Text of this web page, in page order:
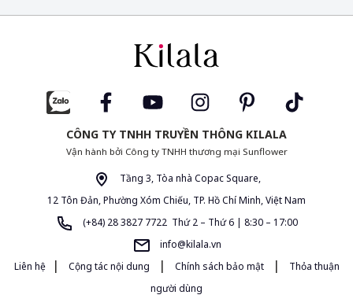
CÔNG TY TNHH TRUYỀN THÔNG KILALA
Vận hành bởi Công ty TNHH thương mại Sunflower
Tầng 3, Tòa nhà Copac Square,
12 Tôn Đản, Phường Xóm Chiếu, TP. Hồ Chí Minh, Việt Nam
(+84) 28 3827 7722 Thứ 2 – Thứ 6 | 8:30 – 17:00
info@kilala.vn
Liên hệ
| Cộng tác nội dung | Chính sách bảo mật |
Thỏa thuận
người dùng